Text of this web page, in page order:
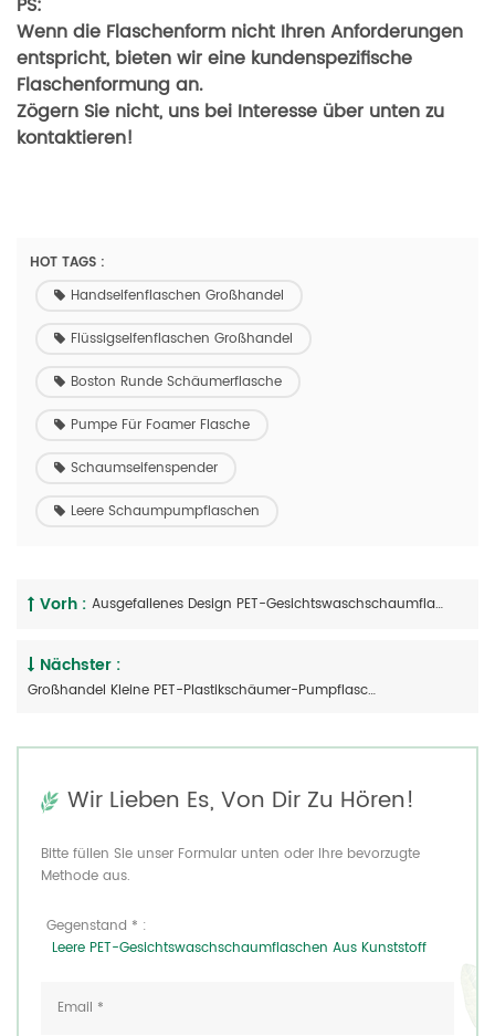
PS:
Wenn die Flaschenform nicht Ihren Anforderungen
entspricht, bieten wir eine kundenspezifische
Flaschenformung an.
Zögern Sie nicht, uns bei Interesse über unten zu
kontaktieren!
HOT TAGS :
Handseifenflaschen Großhandel
Flüssigseifenflaschen Großhandel
Boston Runde Schäumerflasche
Pumpe Für Foamer Flasche
Schaumseifenspender
Leere Schaumpumpflaschen
Vorh : Ausgefallenes Design PET-Gesichtswaschschaumflasche Aus Kunststoff
Nächster :
Großhandel Kleine PET-Plastikschäumer-Pumpflasche
Wir Lieben Es, Von Dir Zu Hören!
Bitte füllen Sie unser Formular unten oder Ihre bevorzugte
Methode aus.
Gegenstand * :
Leere PET-Gesichtswaschschaumflaschen Aus Kunststoff